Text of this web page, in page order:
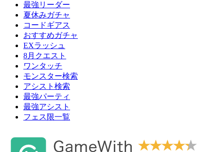
最強リーダー
夏休みガチャ
コードギアス
おすすめガチャ
EXラッシュ
8月クエスト
ワンタッチ
モンスター検索
アシスト検索
最強パーティ
最強アシスト
フェス限一覧